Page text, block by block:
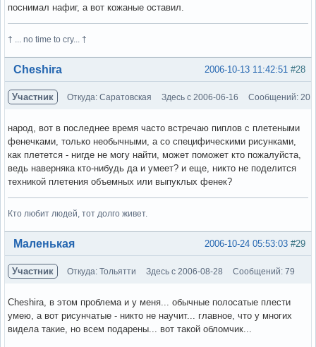
поснимал нафиг, а вот кожаные оставил.
† ... no time to cry... †
Вне форума #28
2006-10-13 11:42:51
Cheshira
Участник Откуда: Саратовская Здесь с 2006-06-16 Сообщений: 20
народ, вот в последнее время часто встречаю пиплов с плетеными
фенечками, только необычными, а со специфическими рисунками,
как плетется - нигде не могу найти, может поможет кто пожалуйста,
ведь наверняка кто-нибудь да и умеет? и еще, никто не поделится
техникой плетения объемных или выпуклых фенек?
Кто любит людей, тот долго живет.
Вне форума #29
2006-10-24 05:53:03
Маленькая
Участник Откуда: Тольятти Здесь с 2006-08-28 Сообщений: 79
Cheshira, в этом проблема и у меня... обычные полосатые плести
умею, а вот рисунчатые - никто не научит... главное, что у многих
видела такие, но всем подарены... вот такой обломчик...